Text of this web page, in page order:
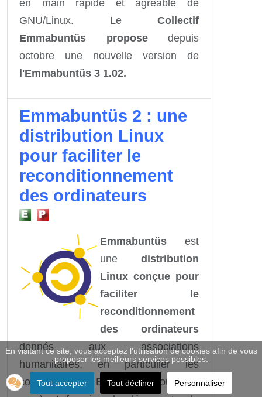
en main rapide et agréable de
GNU/Linux. Le Collectif
Emmabuntüs proposedepuis
octobre une nouvelle version de
l'Emmabuntüs 3 1.02.
Emmabuntüs 2 : une
distribution Linux
pour faciliter le
reconditionnement
des ordinateurs
Emmabuntüs est
une distribution
Linux conçue pour
faciliter le
reconditionnement
des ordinateurs
donnés aux associations
humanitaires, en particulier les
communautés Emmaüs (d'où son
En visitant ce site, vous acceptez l'utilisation de cookies afin de vous
proposer les meilleurs services possibles.
Tout accepter Tout décliner Personnaliser